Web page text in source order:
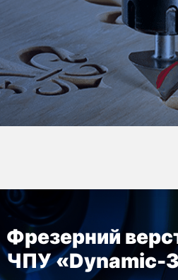
Фрезерний
ЧПУ «Dynamic-